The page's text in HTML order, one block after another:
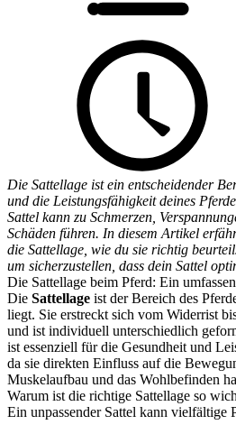
Die Sattellage ist ein entscheidender
und die Leistungsfähigkeit deines
Sattel kann zu Schmerzen,
Schäden führen. In diesem Artikel
die Sattellage, wie du sie richtig
um sicherzustellen, dass dein Sattel
Die Sattellage beim Pferd: Ein
Die Sattellage ist der Bereich des
liegt. Sie erstreckt sich vom Widerrist
und ist individuell unterschiedlich
ist essenziell für die Gesundheit und
da sie direkten Einfluss auf die
Muskelaufbau und das Wohlbefinden
Warum ist die richtige Sattellage so
Ein unpassender Sattel kann vielfältige